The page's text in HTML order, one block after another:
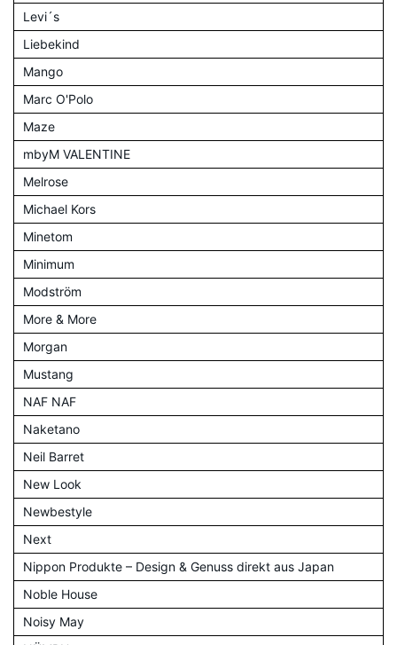
Levi´s
Liebekind
Mango
Marc O'Polo
Maze
mbyM VALENTINE
Melrose
Michael Kors
Minetom
Minimum
Modström
More & More
Morgan
Mustang
NAF NAF
Naketano
Neil Barret
New Look
Newbestyle
Next
Nippon Produkte – Design & Genuss direkt aus Japan
Noble House
Noisy May